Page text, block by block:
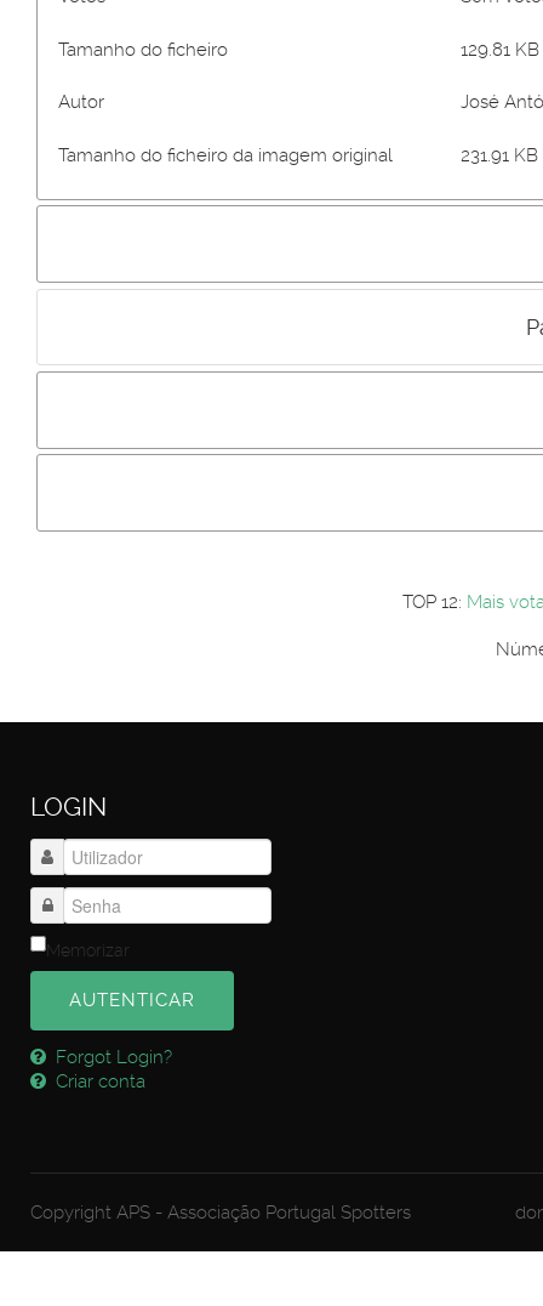
Tamanho do ficheiro 129.81
Autor José
Tamanho do ficheiro da imagem original 231.91
Incluir imagem :
Os
Primeiro autentique-se...
TOP 12: Mais
LOGIN
Memorizar
AUTENTICAR
Forgot Login?
Criar conta
Copyright APS - Associação Portugal Spotters